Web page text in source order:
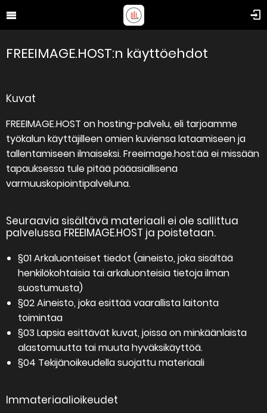
FREEIMAGE.HOST:n käyttöehdot
Kuvat
FREEIMAGE.HOST on hosting-palvelu, eli tarjoamme
työkalun käyttäjilleen omien kuviensa lataamiseen ja
tallentamiseen ilmaiseksi. Freeimage.host:ää ei missään
tapauksessa tule pitää pääasiallisena
varmuuskopiointipalveluna.
Seuraavia sisältävä materiaali ei ole sallittua
palvelussa FREEIMAGE.HOST ja poistetaan.
§01 Arkaluonteiset tiedot (aineisto, joka sisältää
henkilökohtaisia tai arkaluonteisia tietoja ilman
suostumusta)
§02 Aineisto, joka esittää vaarallista laitonta
toimintaa
§03 Lapsia esittävät kuvat, joissa on minkäänlaista
alastomuutta tai muuta hyväksikäyttöä.
§04 Tekijänoikeudella suojattu materiaali
Immateriaalioikeudet